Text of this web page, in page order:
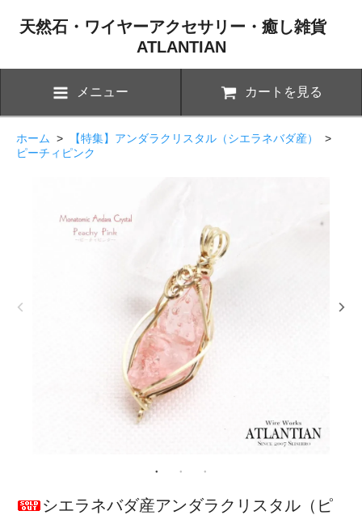
天然石・ワイヤーアクセサリー・癒し雑貨
ATLANTIAN
メニュー カートを見る
ホーム > 【特集】アンダラクリスタル（シエラネバダ産）
>
ピーチィピンク
シエラネバダ産アンダラクリスタル（ピ